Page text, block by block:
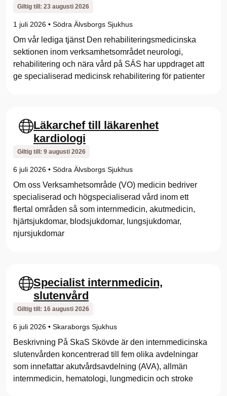
e
g
e
Giltig till: 23 augusti 2026
1 juli 2026 • Södra Älvsborgs Sjukhus
Om vår lediga tjänst Den rehabiliteringsmedicinska
sektionen inom verksamhetsområdet neurologi,
rehabilitering och nära vård på SÄS har uppdraget att
ge specialiserad medicinsk rehabilitering för patienter
Läkarchef till läkarenhet
kardiologi
Giltig till: 9 augusti 2026
6 juli 2026 • Södra Älvsborgs Sjukhus
Om oss Verksamhetsområde (VO) medicin bedriver
specialiserad och högspecialiserad vård inom ett
flertal områden så som internmedicin, akutmedicin,
hjärtsjukdomar, blodsjukdomar, lungsjukdomar,
njursjukdomar
Specialist internmedicin,
slutenvård
Giltig till: 16 augusti 2026
6 juli 2026 • Skaraborgs Sjukhus
Beskrivning På SkaS Skövde är den internmedicinska
slutenvården koncentrerad till fem olika avdelningar
som innefattar akutvårdsavdelning (AVA), allmän
internmedicin, hematologi, lungmedicin och stroke